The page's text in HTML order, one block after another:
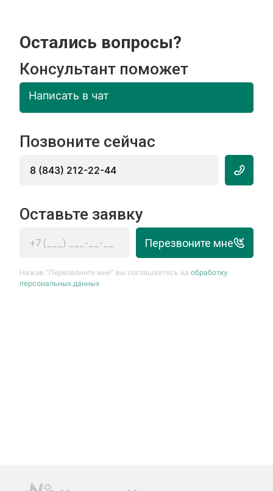
Остались вопросы?
Консультант поможет
Написать в чат
Позвоните сейчас
8 (843) 212-22-44
Оставьте заявку
Перезвоните мне
Нажав “Перезвоните мне” вы соглашаетесь наобработку
персональных данных